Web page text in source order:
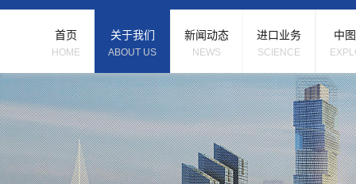
首页
HOME
关于我们
ABOUT US
新闻动态
NEWS
进口业务
SCIENCE
中